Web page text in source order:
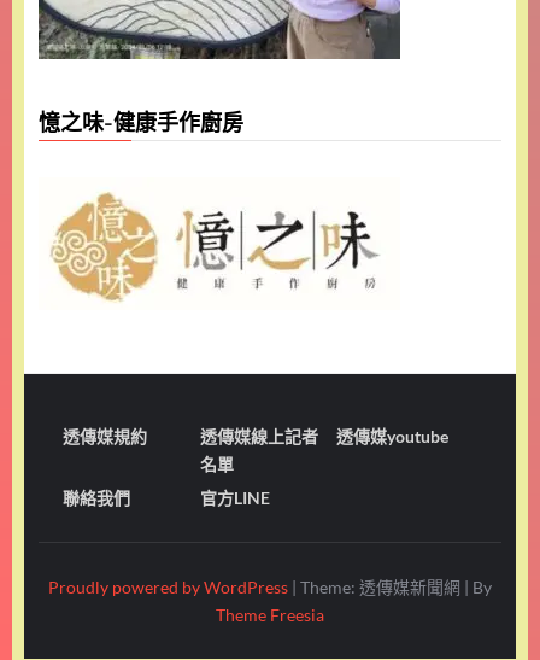
憶之味-健康手作廚房
透傳媒規約
透傳媒線上記者
名單
透傳媒youtube
聯絡我們 官方LINE
Proudly powered by WordPress | Theme: 透傳媒新聞網 | By
Theme Freesia